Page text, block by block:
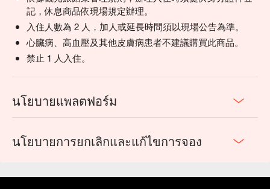
記，休息商品依現場規定辦理。
入住人數為 2 人，加人或延長時間須以現場公告為準。
心臟病、高血壓及其他皮膚病患者不建議購買此商品。
禁止 1 人入住。
นโยบายแพลตฟอร์ม
นโยบายการยกเลิกและแก้ไขการจอง